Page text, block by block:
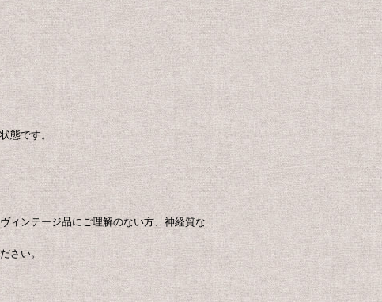
態です。
ィンテージ品にご理解のない方、神経質な
さい。